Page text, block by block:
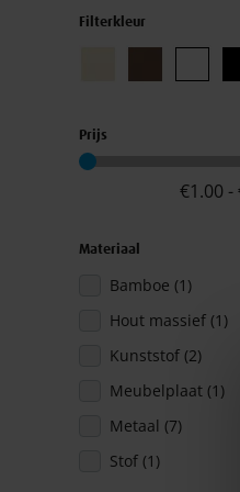
Filterkleur
Prijs
€1.00 -
Materiaal
Bamboe (1)product
Hout massief (1)
Kunststof (2)
Meubelplaat (1)
Metaal (7)
Stof (1)product